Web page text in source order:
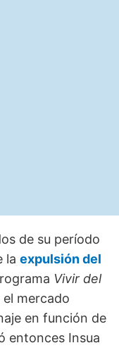
de su período
la expulsión del
Vivir del
mercado
en función de
entonces Insua